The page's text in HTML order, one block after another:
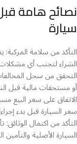
نصائح هامة
سيارة
التأكد من سلامة
الشراء لتجنب أي
التحقق من سجل
أو مستحقات مالية قبل
الاتفاق على سعر البيع
سعر السيارة قبل بدء
التأكد من اكتمال
السيارة الأصلية والتأمين